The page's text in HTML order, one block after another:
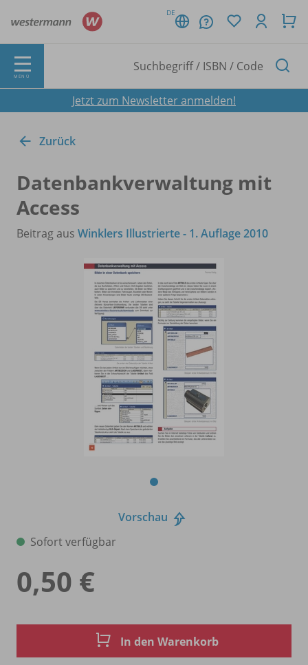
DE
MENÜ
Jetzt zum Newsletter anmelden!
Zurück
Datenbankverwaltung mit
Access
Beitrag aus Winklers Illustrierte - 1. Auflage 2010
Vorschau
Sofort verfügbar
0,50 €
In den Warenkorb